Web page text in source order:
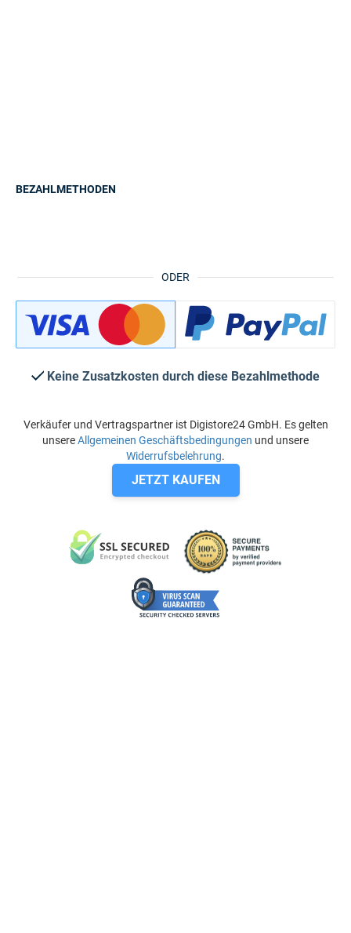
ODER
BEZAHLMETHODEN
Keine Zusatzkosten durch diese Bezahlmethode
Verkäufer und Vertragspartner ist Digistore24 GmbH. Es gelten
unsereAllgemeinen Geschäftsbedingungen und unsere
Widerrufsbelehrung.
JETZT KAUFEN